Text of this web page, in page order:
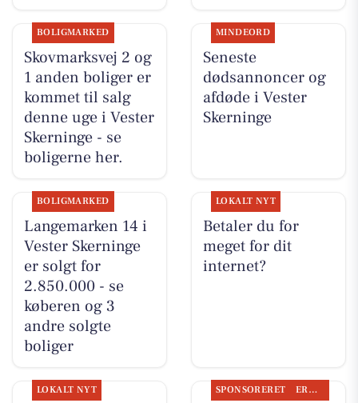
BOLIGMARKED
Skovmarksvej 2 og
1 anden boliger er
kommet til salg
denne uge i Vester
Skerninge - se
boligerne her.
MINDEORD
Seneste
dødsannoncer og
afdøde i Vester
Skerninge
BOLIGMARKED
Langemarken 14 i
Vester Skerninge
er solgt for
2.850.000 - se
køberen og 3
andre solgte
boliger
LOKALT NYT
Betaler du for
meget for dit
internet?
LOKALT NYT SPONSORERET ERHVERV